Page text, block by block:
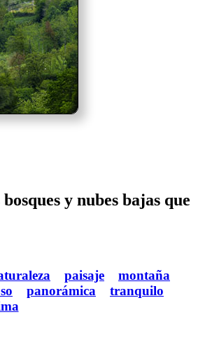
y nubes bajas que
paisaje
montaña
panorámica
tranquilo